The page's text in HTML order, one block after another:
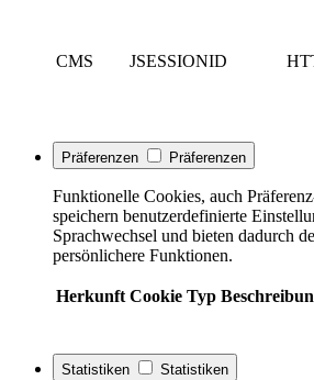
CMS JSESSIONID
Präferenzen Präferenzen
Funktionelle Cookies, auch
speichern benutzerdefinierte
Sprachwechsel und bieten dadurch
persönlichere Funktionen.
Herkunft Cookie Typ
Statistiken Statistiken